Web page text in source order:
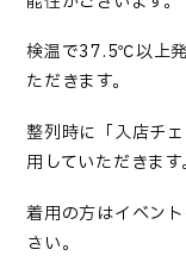
検温で37.5℃以上
ただきます。
整列時に「入店チ
用していただきます。
着用の方はイベン
さい。